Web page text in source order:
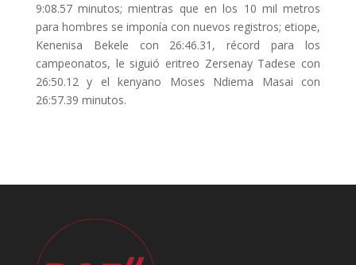
9:08.57 minutos; mientras que en los 10 mil metros
para hombres se imponía con nuevos registros; etiope,
Kenenisa Bekele con 26:46.31, récord para los
campeonatos, le siguió eritreo Zersenay Tadese con
26:50.12 y el kenyano Moses Ndiema Masai con
26:57.39 minutos.